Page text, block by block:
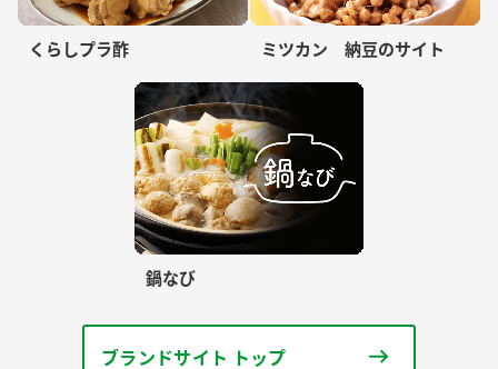
くらしプラ酢 ミツカン 納豆のサイト
鍋なび
ブランドサイト トップ